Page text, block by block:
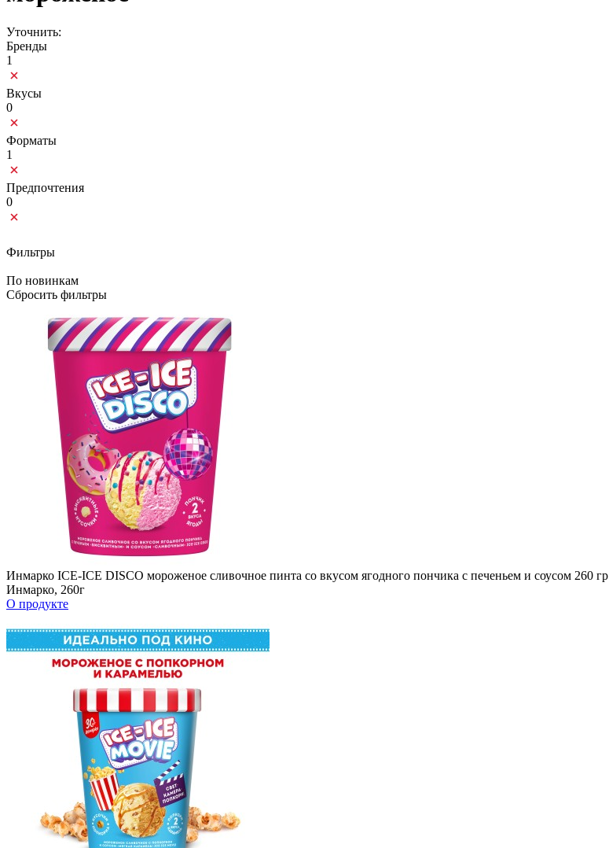
Уточнить:
Бренды
1
Вкусы
0
Форматы
1
Предпочтения
0
Фильтры
По новинкам
Сбросить фильтры
Инмарко ICE-ICE DISCO мороженое сливочное пинта со вкусом ягодного пончика с печеньем и соусом 260 гр
Инмарко, 260г
О продукте